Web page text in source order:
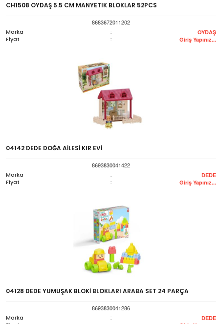
CH1508 OYDAŞ 5.5 CM MANYETIK BLOKLAR 52PCS
8683672011202
Marka
: OYDAŞ
Fiyat : Giriş Yapınız...
04142 DEDE DOĞA AİLESİ KIR EVİ
8693830041422
Marka
: DEDE
Fiyat : Giriş Yapınız...
04128 DEDE YUMUŞAK BLOKİ BLOKLARI ARABA SET 24 PARÇA
8693830041286
Marka
: DEDE